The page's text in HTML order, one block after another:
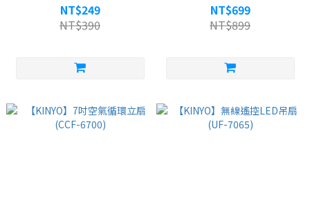
NT$249
NT$390
NT$699
NT$899